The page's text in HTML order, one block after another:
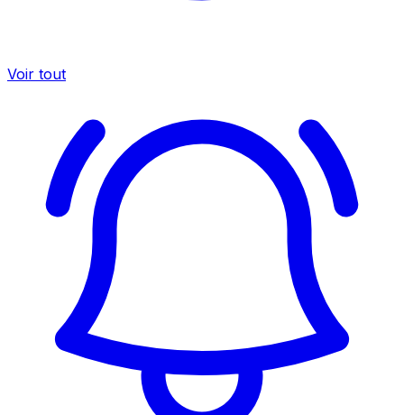
Voir tout